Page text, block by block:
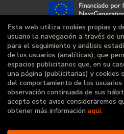
Esta web utiliza cookies propias y
usuario la navegación a través de
para el seguimiento y análisis
de los usuarios (analíticas), que
espacios publicitarios que, en su
una página (publicitarias) y cookies
del comportamiento de los
observación continuada de sus
acepta este aviso consideraremos
obtener más información aquí.